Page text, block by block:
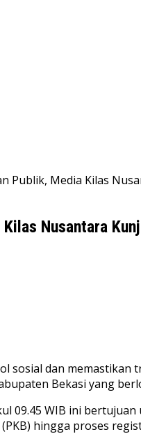
Publik, Media Kilas
Nusantara
sosial dan memastikan
Bekasi yang
09.45 WIB ini
hingga proses